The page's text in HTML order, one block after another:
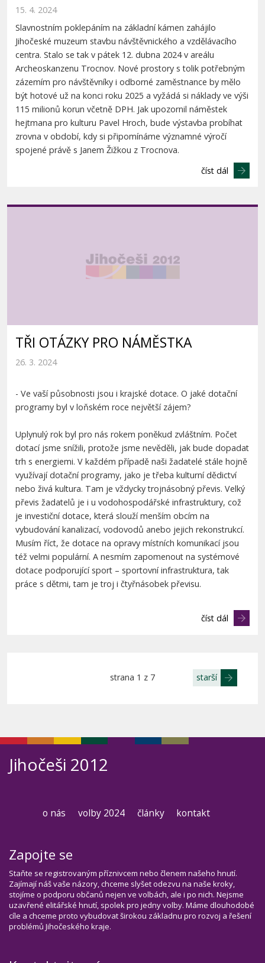
15. 4. 2024
Slavnostním poklepáním na základní kámen zahájilo
Jihočeské muzeum stavbu návštěvnického a vzdělávacího
centra. Stalo se tak v pátek 12. dubna 2024 v areálu
Archeoskanzenu Trocnov. Nové prostory s tolik potřebným
zázemím pro návštěvníky i odborné zaměstnance by mělo
být hotové už na konci roku 2025 a vyžádá si náklady ve výši
115 milionů korun včetně DPH. Jak upozornil náměstek
hejtmana pro kulturu Pavel Hroch, bude výstavba probíhat
zrovna v období, kdy si připomínáme významné výročí
spojené právě s Janem Žižkou z Trocnova.
číst dál
TŘI OTÁZKY PRO NÁMĚSTKA
26. 3. 2024
- Ve vaší působnosti jsou i krajské dotace. O jaké dotační
programy byl v loňském roce největší zájem?
Uplynulý rok byl pro nás rokem poněkud zvláštním. Počet
dotací jsme snížili, protože jsme nevěděli, jak bude dopadat
trh s energiemi. V každém případě naši žadatelé stále hojně
využívají dotační programy, jako je třeba kulturní dědictví
nebo živá kultura. Tam je vždycky trojnásobný převis. Velký
převis žadatelů je i u vodohospodářské infrastruktury, což
je investiční dotace, která slouží menším obcím na
vybudování kanalizací, vodovodů anebo jejich rekonstrukcí.
Musím říct, že dotace na opravy místních komunikací jsou
též velmi populární. A nesmím zapomenout na systémové
dotace podporující sport – sportovní infrastruktura, tak
práce s dětmi, tam je troj i čtyřnásobek převisu.
číst dál
strana 1 z 7 starší
Jihočeši 2012
o nás volby 2024 články kontakt
Zapojte se
Staňte se registrovaným příznivcem nebo členem našeho hnutí.
Zajímají náš vaše názory, chceme slyšet odezvu na naše kroky,
stojíme o podporu občanů nejen ve volbách, ale i po nich. Nejsme
uzavřené elitářské hnutí, spolek pro jedny volby. Máme dlouhodobé
cíle a chceme proto vybudovat širokou základnu pro rozvoj a řešení
problémů Jihočeského kraje.